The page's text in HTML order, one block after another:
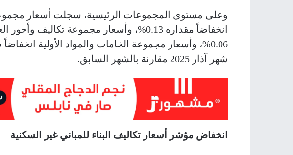
وعلى مستوى المجموعات الرئيسية، سجلت أسعار
انخفاضاً مقداره 0.13%، وأسعار مجموعة
شهر آذار 2025 مقارنة بالشهر السابق.
انخفاض مؤشر أسعار تكاليف البناء للمباني غير السكنية